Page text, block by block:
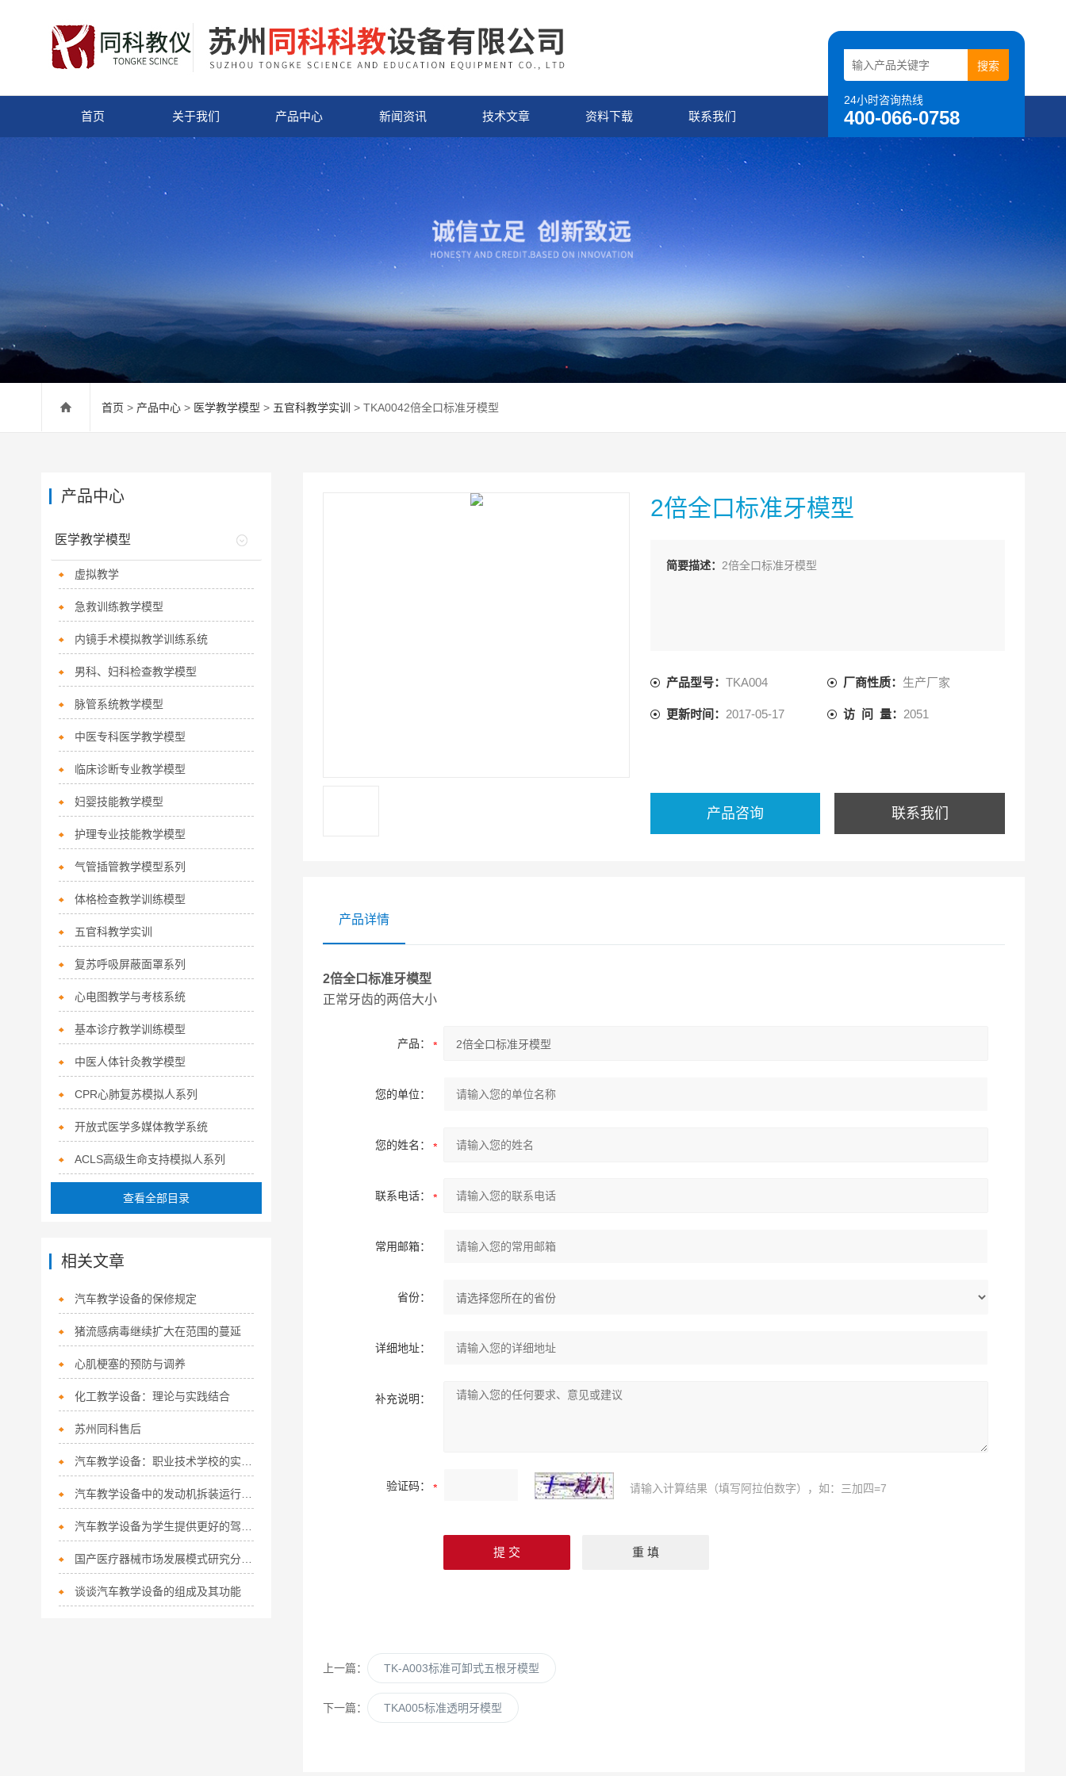
24小时咨询热线
400-066-0758
首页 关于我们 产品中心 新闻资讯 技术文章 资料下载 联系我们
首页 > 产品中心 > 医学教学模型 > 五官科教学实训 > TKA0042倍全口标准牙模型
2倍全口标准牙模型
简要描述： 2倍全口标准牙模型
产品型号： TKA004 厂商性质： 生产厂家
更新时间： 2017-05-17 访 问 量： 2051
产品咨询 联系我们
产品详情
2倍全口标准牙模型
正常牙齿的两倍大小
产品：
您的单位：
您的姓名：
联系电话：
常用邮箱：
省份：
详细地址：
补充说明：
验证码： 请输入计算结果（填写阿拉伯数字），如：三加四=7
上一篇： TK-A003标准可卸式五根牙模型
下一篇： TKA005标准透明牙模型
产品中心
医学教学模型
虚拟教学
急救训练教学模型
内镜手术模拟教学训练系统
男科、妇科检查教学模型
脉管系统教学模型
中医专科医学教学模型
临床诊断专业教学模型
妇婴技能教学模型
护理专业技能教学模型
气管插管教学模型系列
体格检查教学训练模型
五官科教学实训
复苏呼吸屏蔽面罩系列
心电图教学与考核系统
基本诊疗教学训练模型
中医人体针灸教学模型
CPR心肺复苏模拟人系列
开放式医学多媒体教学系统
ACLS高级生命支持模拟人系列
查看全部目录
相关文章
汽车教学设备的保修规定
猪流感病毒继续扩大在范围的蔓延
心肌梗塞的预防与调养
化工教学设备：理论与实践结合
苏州同科售后
汽车教学设备中的发动机拆装运行实训台的特点有哪些？
谈谈汽车教学设备的组成及其功能